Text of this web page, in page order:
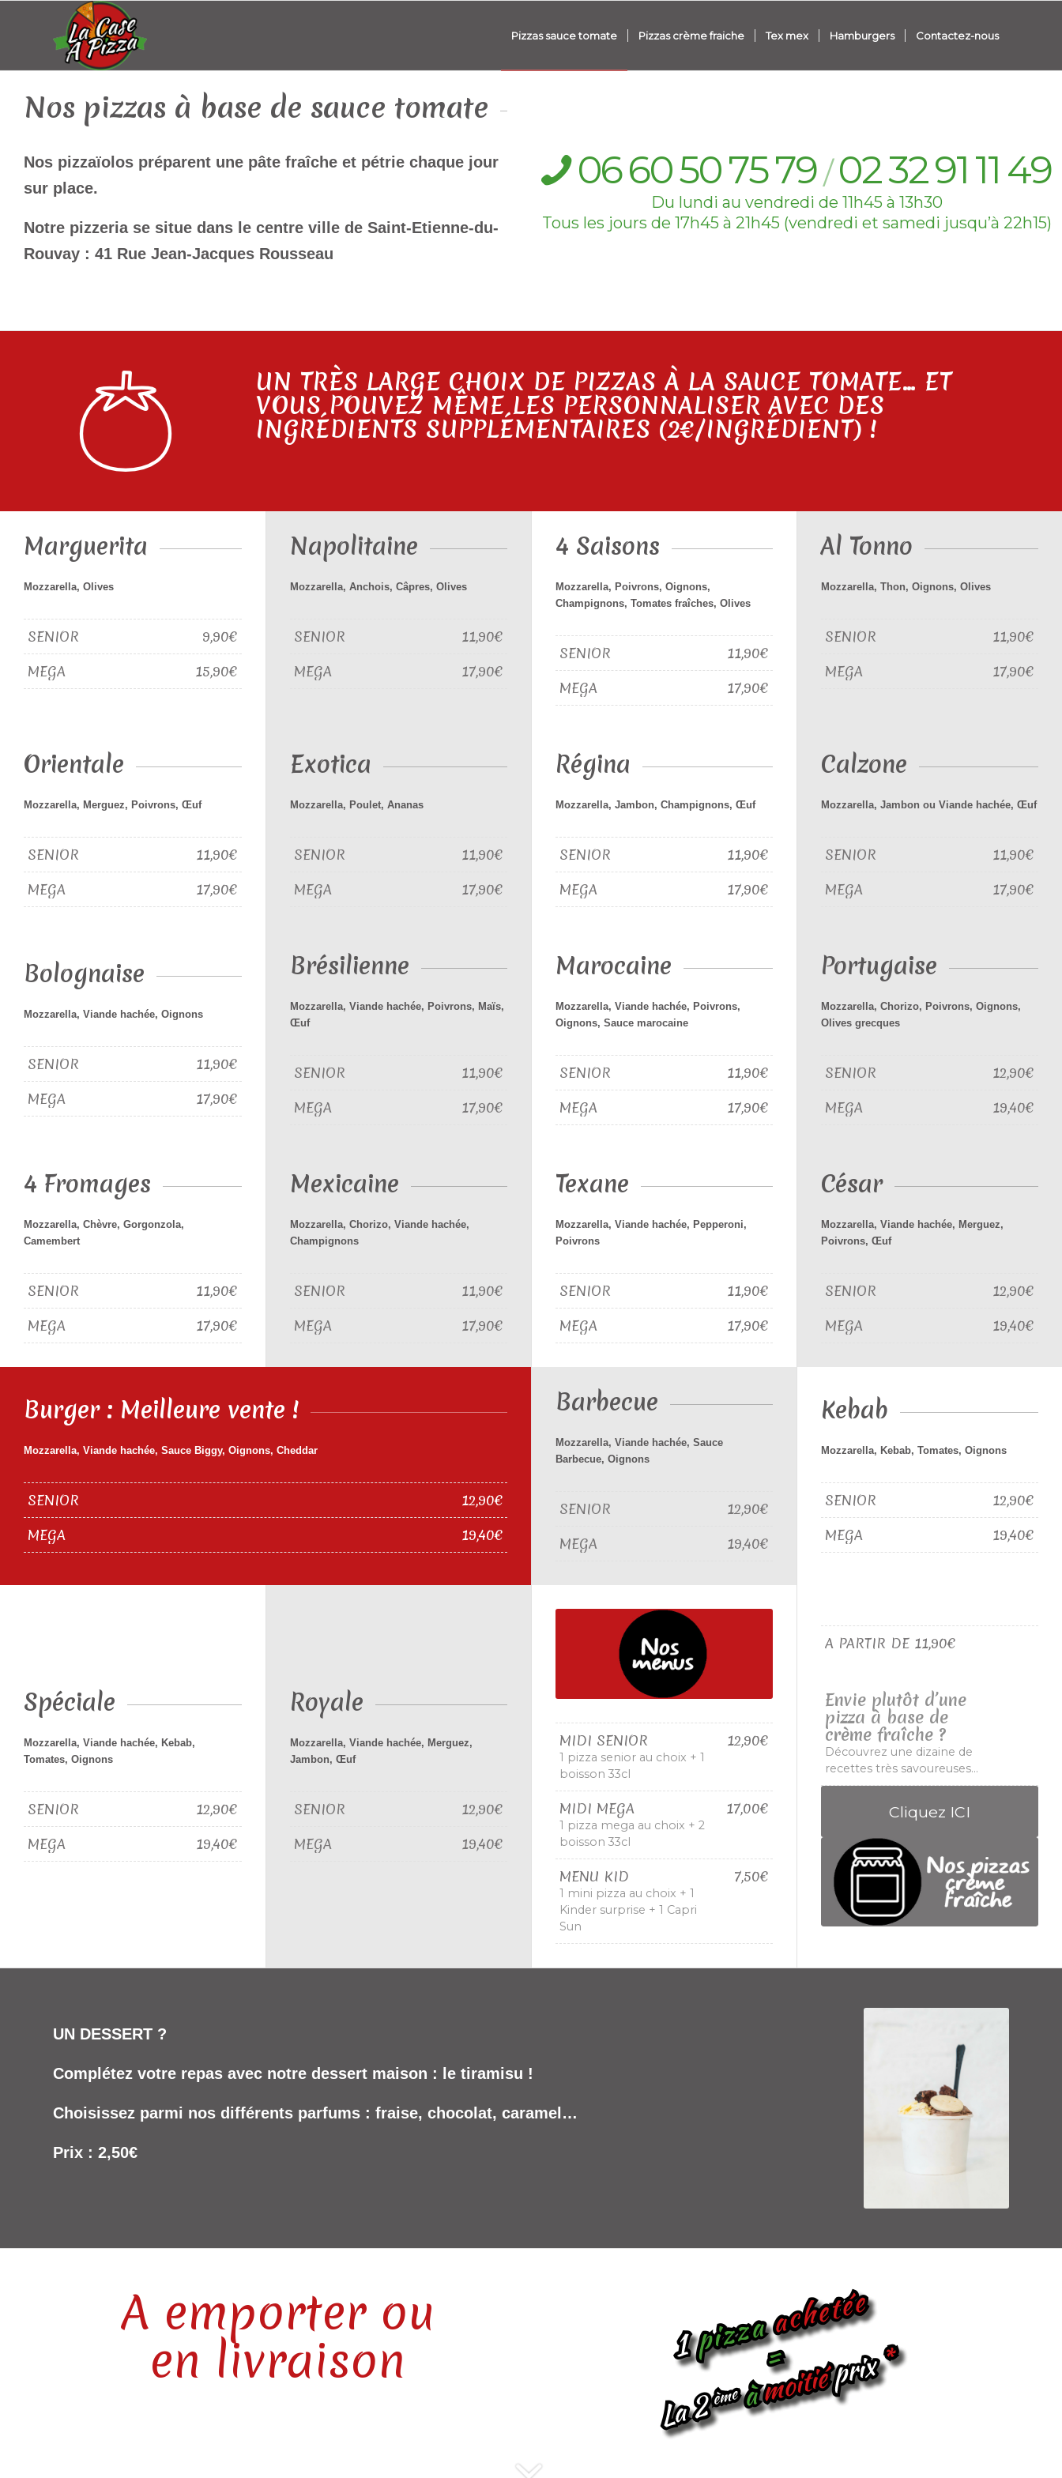
Pizzas sauce tomate Pizzas crème fraiche Tex mex Hamburgers Contactez-nous
Nos pizzas à base de sauce tomate
Nos pizzaïolos préparent une pâte fraîche et pétrie chaque jour
sur place.
Notre pizzeria se situe dans le centre ville de Saint-Etienne-du-
Rouvay : 41 Rue Jean-Jacques Rousseau
0660507579/023291 11 49
Du lundi au vendredi de 11h45 à 13h30
Tous les jours de 17h45 à 21h45 (vendredi et samedi jusqu’à 22h15)
UN TRÈS LARGE CHOIX DE PIZZAS À LA SAUCE TOMATE… ET
VOUS POUVEZ MÊME LES PERSONNALISER AVEC DES
INGRÉDIENTS SUPPLÉMENTAIRES (2€/INGRÉDIENT) !
Marguerita
Mozzarella, Olives
SENIOR
9,90€
MEGA
15,90€
Napolitaine
Mozzarella, Anchois, Câpres, Olives
SENIOR
11,90€
MEGA
17,90€
4 Saisons
Mozzarella, Poivrons, Oignons,
Champignons, Tomates fraîches, Olives
SENIOR
11,90€
MEGA
17,90€
Al Tonno
Mozzarella, Thon, Oignons, Olives
SENIOR
11,90€
MEGA
17,90€
Orientale
Mozzarella, Merguez, Poivrons, Œuf
SENIOR
11,90€
MEGA
17,90€
Exotica
Mozzarella, Poulet, Ananas
SENIOR
11,90€
MEGA
17,90€
Régina
Mozzarella, Jambon, Champignons, Œuf
SENIOR
11,90€
MEGA
17,90€
Calzone
Mozzarella, Jambon ou Viande hachée, Œuf
SENIOR
11,90€
MEGA
17,90€
Bolognaise
Mozzarella, Viande hachée, Oignons
SENIOR
11,90€
MEGA
17,90€
Brésilienne
Mozzarella, Viande hachée, Poivrons, Maïs,
Œuf
SENIOR
11,90€
MEGA
17,90€
Marocaine
Mozzarella, Viande hachée, Poivrons,
Oignons, Sauce marocaine
SENIOR
11,90€
MEGA
17,90€
Portugaise
Mozzarella, Chorizo, Poivrons, Oignons,
Olives grecques
SENIOR
12,90€
MEGA
19,40€
4 Fromages
Mozzarella, Chèvre, Gorgonzola,
Camembert
SENIOR
11,90€
MEGA
17,90€
Mexicaine
Mozzarella, Chorizo, Viande hachée,
Champignons
SENIOR
11,90€
MEGA
17,90€
Texane
Mozzarella, Viande hachée, Pepperoni,
Poivrons
SENIOR
11,90€
MEGA
17,90€
César
Mozzarella, Viande hachée, Merguez,
Poivrons, Œuf
SENIOR
12,90€
MEGA
19,40€
Burger : Meilleure vente !
Mozzarella, Viande hachée, Sauce Biggy, Oignons, Cheddar
SENIOR
12,90€
MEGA
19,40€
Barbecue
Mozzarella, Viande hachée, Sauce
Barbecue, Oignons
SENIOR
12,90€
MEGA
19,40€
Kebab
Mozzarella, Kebab, Tomates, Oignons
SENIOR
12,90€
MEGA
19,40€
Spéciale
Mozzarella, Viande hachée, Kebab,
Tomates, Oignons
SENIOR
12,90€
MEGA
19,40€
Royale
Mozzarella, Viande hachée, Merguez,
Jambon, Œuf
SENIOR
12,90€
MEGA
19,40€
MIDI SENIOR 12,90€
1 pizza senior au choix + 1
boisson 33cl
MIDI MEGA 17,00€
1 pizza mega au choix + 2
boisson 33cl
MENU KID 7,50€
1 mini pizza au choix + 1
Kinder surprise + 1 Capri
Sun
A PARTIR DE 11,90€
Envie plutôt d’une
pizza à base de
crème fraîche ?
Découvrez une dizaine de
recettes très savoureuses…
Cliquez ICI
UN DESSERT ?
Complétez votre repas avec notre dessert maison : le tiramisu !
Choisissez parmi nos différents parfums : fraise, chocolat, caramel…
Prix : 2,50€
A emporter ou
en livraison